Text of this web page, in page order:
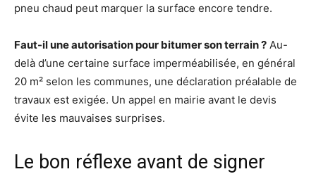
pneu chaud peut marquer la surface encore tendre.
Faut-il une autorisation pour bitumer son terrain ? Au-
delà d’une certaine surface imperméabilisée, en général
20 m² selon les communes, une déclaration préalable de
travaux est exigée. Un appel en mairie avant le devis
évite les mauvaises surprises.
Le bon réflexe avant de signer